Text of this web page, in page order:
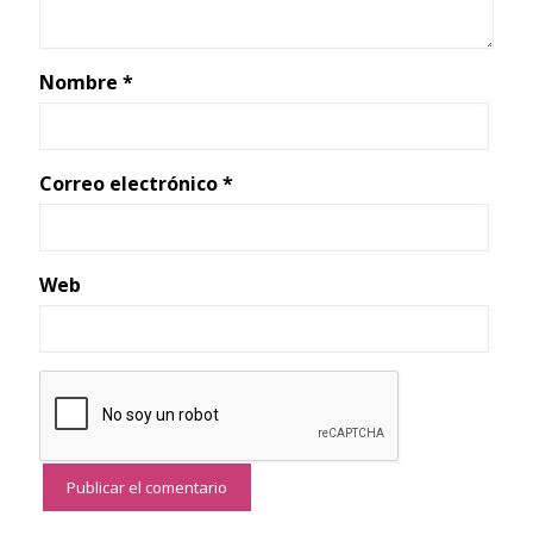
Nombre *
Correo electrónico*
Web